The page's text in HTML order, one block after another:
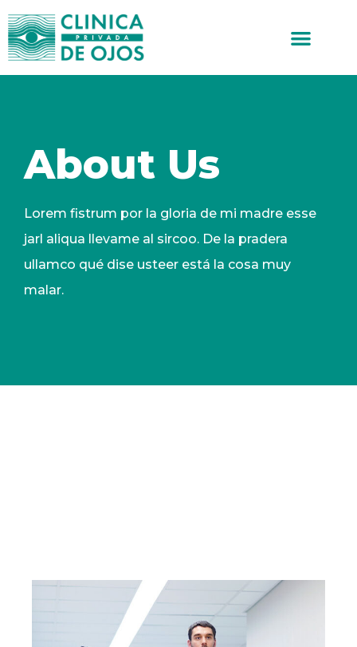
About Us
Lorem fistrum por la gloria de mi madre esse
jarl aliqua llevame al sircoo. De la pradera
ullamco qué dise usteer está la cosa muy
malar.